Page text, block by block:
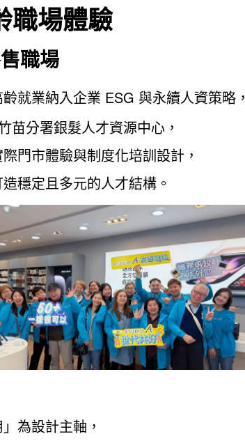
職場體驗
職場
就業納入企業 ESG 與永續人資策略，
苗分署銀髮人才資源中心，
門市體驗與制度化培訓設計，
穩定且多元的人才結構。
為設計主軸，